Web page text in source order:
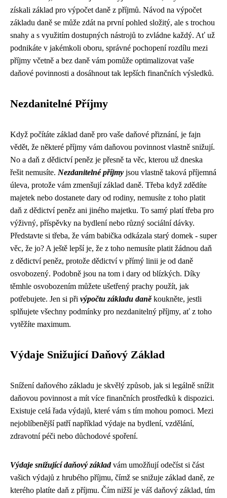
získali základ pro výpočet daně z příjmů. Návod na výpočet
základu daně se může zdát na první pohled složitý, ale s trochou
snahy a s využitím dostupných nástrojů to zvládne každý. Ať už
podnikáte v jakémkoli oboru, správné pochopení rozdílu mezi
příjmy včetně a bez daně vám pomůže optimalizovat vaše
daňové povinnosti a dosáhnout tak lepších finančních výsledků.
Nezdanitelné Příjmy
Když počítáte základ daně pro vaše daňové přiznání, je fajn
vědět, že některé příjmy vám daňovou povinnost vlastně snižují.
No a daň z dědictví peněz je přesně ta věc, kterou už dneska
řešit nemusíte. Nezdanitelné příjmy jsou vlastně taková příjemná
úleva, protože vám zmenšují základ daně. Třeba když zdědíte
majetek nebo dostanete dary od rodiny, nemusíte z toho platit
daň z dědictví peněz ani jiného majetku. To samý platí třeba pro
výživný, příspěvky na bydlení nebo různý sociální dávky.
Představte si třeba, že vám babička odkázala starý domek - super
věc, že jo? A ještě lepší je, že z toho nemusíte platit žádnou daň
z dědictví peněz, protože dědictví v přímý linii je od daně
osvobozený. Podobně jsou na tom i dary od blízkých. Díky
těmhle osvobozením můžete ušetřený prachy použít, jak
potřebujete. Jen si při výpočtu základu daněkoukněte, jestli
splňujete všechny podmínky pro nezdanitelný příjmy, ať z toho
vytěžíte maximum.
Výdaje Snižující Daňový Základ
Snížení daňového základu je skvělý způsob, jak si legálně snížit
daňovou povinnost a mít více finančních prostředků k dispozici.
Existuje celá řada výdajů, které vám s tím mohou pomoci. Mezi
nejoblíbenější patří například výdaje na bydlení, vzdělání,
zdravotní péči nebo důchodové spoření.
Výdaje snižující daňový základvám umožňují odečíst si část
vašich výdajů z hrubého příjmu, čímž se snižuje základ daně, ze
kterého platíte daň z příjmu. Čím nižší je váš daňový základ, tím